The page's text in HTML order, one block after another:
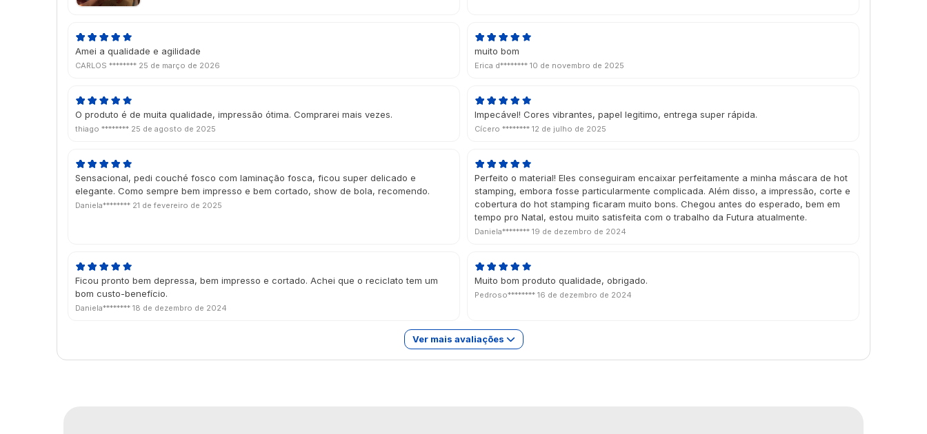
Amei a qualidade e agilidade
CARLOS ******** 25 de março de 2026
muito bom
Erica d******** 10 de novembro de 2025
O produto é de muita qualidade, impressão ótima. Comprarei mais vezes.
thiago ******** 25 de agosto de 2025
Impecável! Cores vibrantes, papel legitimo, entrega super rápida.
Cícero ******** 12 de julho de 2025
Sensacional, pedi couché fosco com laminação fosca, ficou super delicado e
elegante. Como sempre bem impresso e bem cortado, show de bola, recomendo.
Daniela******** 21 de fevereiro de 2025
Perfeito o material! Eles conseguiram encaixar perfeitamente a minha máscara de hot
stamping, embora fosse particularmente complicada. Além disso, a impressão, corte e
cobertura do hot stamping ficaram muito bons. Chegou antes do esperado, bem em
tempo pro Natal, estou muito satisfeita com o trabalho da Futura atualmente.
Daniela******** 19 de dezembro de 2024
Ficou pronto bem depressa, bem impresso e cortado. Achei que o reciclato tem um
bom custo-benefício.
Daniela******** 18 de dezembro de 2024
Muito bom produto qualidade, obrigado.
Pedroso******** 16 de dezembro de 2024
Ver mais avaliações